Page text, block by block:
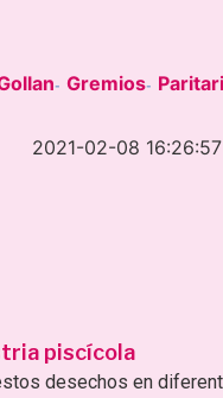
- Gremios-
2021-02-08 16:26:57
piscícola
desechos en